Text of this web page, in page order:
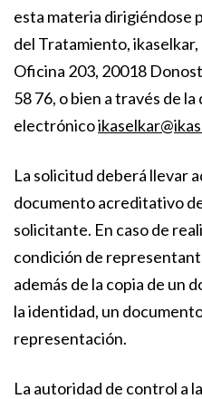
esta materia dirigiéndose
del Tratamiento,
Oficina 203, 20018
58 76, o bien a través de
electrónico
La solicitud deberá llevar
documento acreditativo
solicitante. En caso de
condición de
además de la copia de un
la identidad, un
representación.
La autoridad de control a